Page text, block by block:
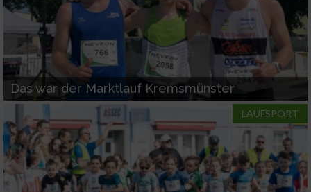
Das war der Marktlauf Kremsmünster
LAUFSPORT